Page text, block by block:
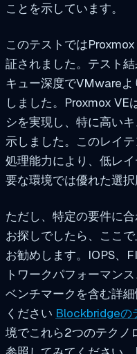
ことを示しています。
このテストでは
証されました。テスト
キュー深度でVMware
しました。Proxmox VE
シを実現し、特に高い
示しました。このレイ
処理能力により、低レ
要な環境では優れた選択
ただし、特定の要件に
お探しでしたら、ここ
お勧めします。IOPS、
トワークパフォーマン
ベンチマークを含む詳
ください Blockbridgeの
境でこれら2つのテクノ